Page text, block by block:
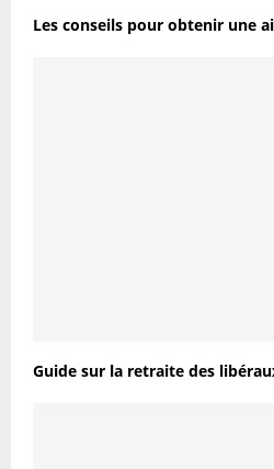
Les conseils pour obtenir une
Guide sur la retraite des